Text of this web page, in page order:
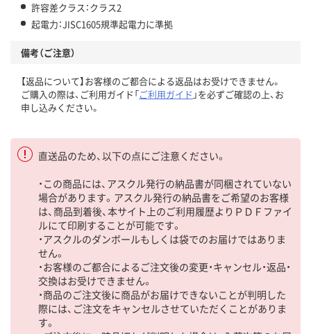
許容差クラス：クラス2
起電力：JISC1605規準起電力に準拠
備考（ご注意）
【返品について】お客様のご都合による返品はお受けできません。
ご購入の際は、ご利用ガイド「ご利用ガイド 」を必ずご確認の上、お
申し込みください。
直送品のため、以下の点にご注意ください。
・この商品には、アスクル発行の納品書が同梱されていない
場合があります。アスクル発行の納品書をご希望のお客様
は、商品到着後、本サイト上のご利用履歴よりＰＤＦファイ
ルにて印刷することが可能です。
・アスクルのダンボールもしくは袋でのお届けではありま
せん。
・お客様のご都合によるご注文後の変更・キャンセル・返品・
交換はお受けできません。
・商品のご注文後に商品がお届けできないことが判明した
際には、ご注文をキャンセルさせていただくことがありま
す。